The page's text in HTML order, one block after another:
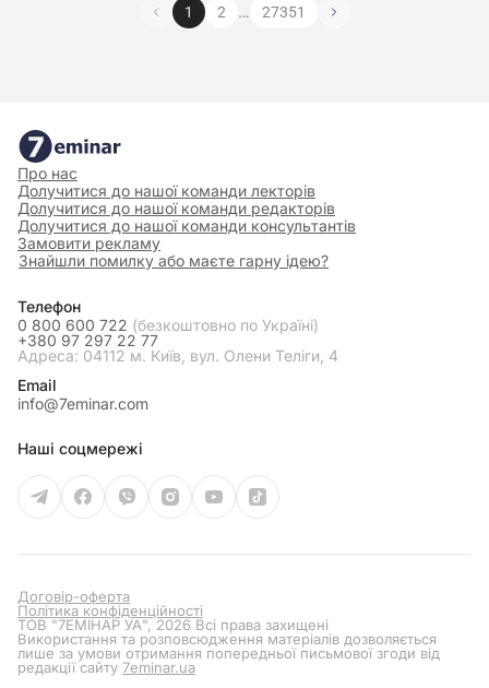
1 2 … 27351
Про нас
Долучитися до нашої команди лекторів
Долучитися до нашої команди редакторів
Долучитися до нашої команди консультантів
Замовити рекламу
Знайшли помилку або маєте гарну ідею?
Телефон
0 800 600 722 (безкоштовно по Україні)
+380 97 297 22 77
Адреса: 04112 м. Київ, вул. Олени Теліги, 4
Email
info@7eminar.com
Наші соцмережі
Договір-оферта
Політика конфіденційності
ТОВ "7ЕМІНАР УА", 2026 Всі права захищені
Використання та розповсюдження матеріалів дозволяється
лише за умови отримання попередньої письмової згоди від
редакції сайту 7eminar.ua